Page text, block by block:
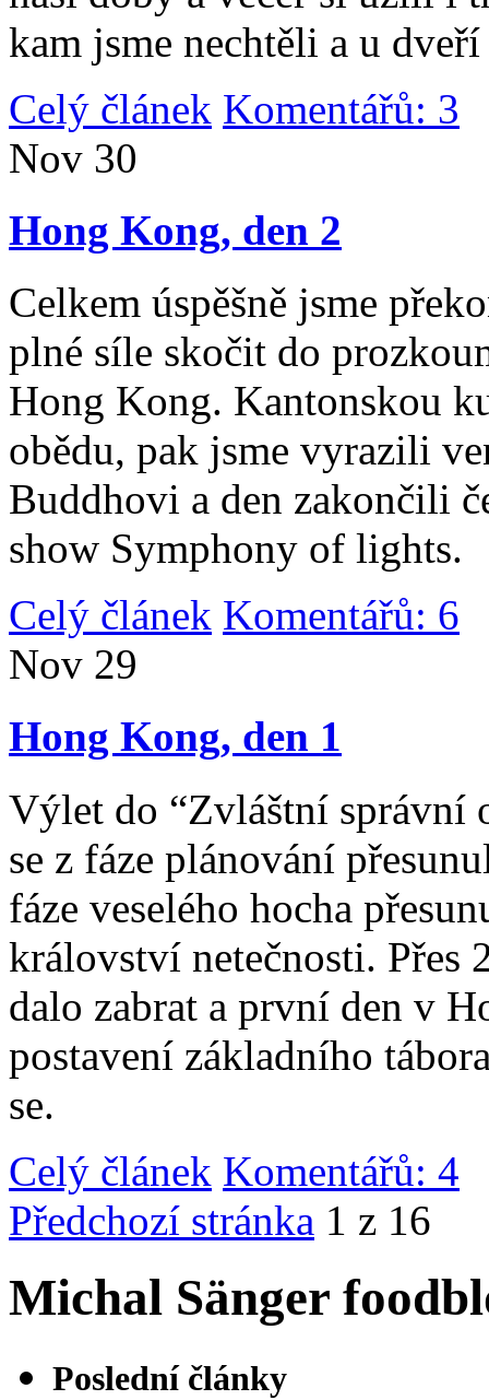
kam jsme nechtěli a u
Celý článek Komentářů: 3
Nov 30
Hong Kong, den 2
Celkem úspěšně jsme
plné síle skočit do
Hong Kong. Kantonskou
obědu, pak jsme vyrazili
Buddhovi a den zakončili
show Symphony of lights.
Celý článek Komentářů: 6
Nov 29
Hong Kong, den 1
Výlet do “Zvláštní správní
se z fáze plánování
fáze veselého hocha
království netečnosti. Přes
dalo zabrat a první den v
postavení základního
se.
Celý článek Komentářů: 4
Předchozí stránka 1 z 16
Michal Sänger
Poslední články